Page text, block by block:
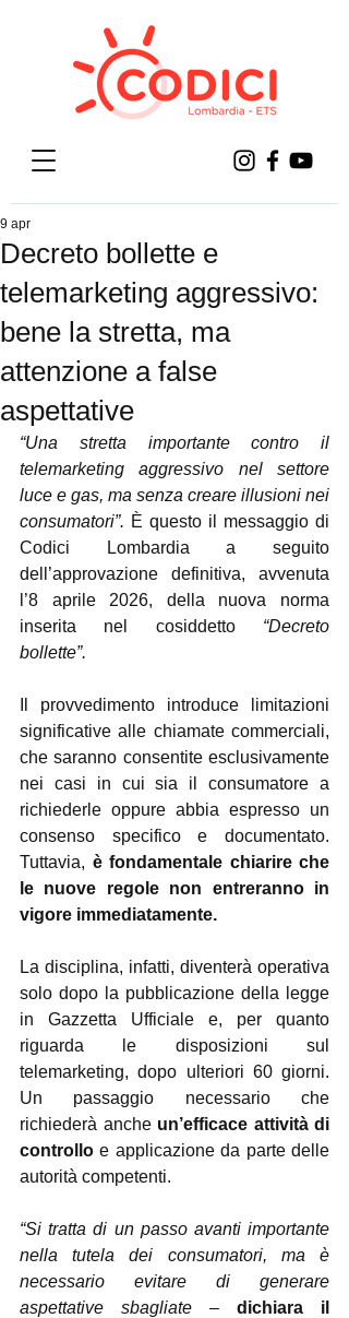
Decreto bollette e
telemarketing aggressivo:
bene la stretta, ma
attenzione a false
aspettative
9 apr
“Una stretta importante contro il
telemarketing aggressivo nel settore
luce e gas, ma senza creare illusioni nei
consumatori”. È questo il messaggio di
Codici Lombardia a seguito
dell’approvazione definitiva, avvenuta
l’8 aprile 2026, della nuova norma
inserita nel cosiddetto “Decreto
bollette”.
Il provvedimento introduce limitazioni
significative alle chiamate commerciali,
che saranno consentite esclusivamente
nei casi in cui sia il consumatore a
richiederle oppure abbia espresso un
consenso specifico e documentato.
Tuttavia, è fondamentale chiarire che
le nuove regole non entreranno in
vigore immediatamente.
La disciplina, infatti, diventerà operativa
solo dopo la pubblicazione della legge
in Gazzetta Ufficiale e, per quanto
riguarda le disposizioni sul
telemarketing, dopo ulteriori 60 giorni.
Un passaggio necessario che
richiederà anche un’efficace attività di
controllo e applicazione da parte delle
autorità competenti.
“Si tratta di un passo avanti importante
nella tutela dei consumatori, ma è
necessario evitare di generare
aspettative sbagliate – dichiara il